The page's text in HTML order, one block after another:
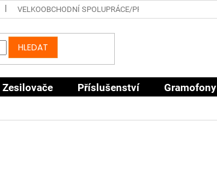
VELKOOBCHODNÍ SPOLUPRÁCE/PRODEJCI
HLEDAT
Zesilovače Příslušenství Gramofony